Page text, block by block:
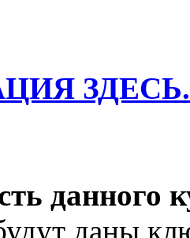
данного
даны